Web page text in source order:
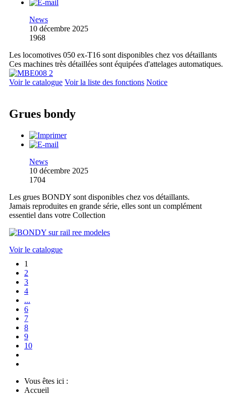
News
10 décembre 2025
1968
Les locomotives 050 ex-T16 sont disponibles chez vos détaillants
Ces machines très détaillées sont équipées d'attelages automatiques.
Voir le catalogue Voir la liste des fonctions Notice
Grues bondy
News
10 décembre 2025
1704
Les grues BONDY sont disponibles chez vos détaillants.
Jamais reproduites en grande série, elles sont un complément
essentiel dans votre Collection
Voir le catalogue
1
2
3
4
...
6
7
8
9
10
Vous êtes ici :
Accueil